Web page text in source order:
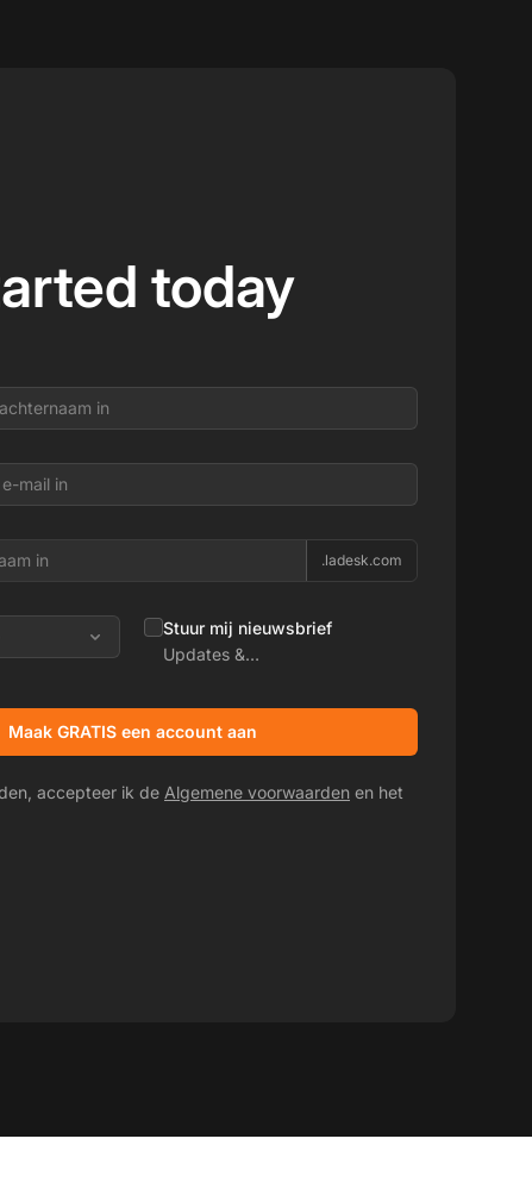
today
.ladesk.com
Stuur mij nieuwsbrief
Updates &
Maak GRATIS een account aan
accepteer ik de Algemene voorwaarden en het